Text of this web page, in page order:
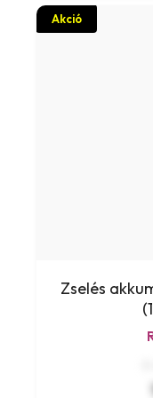
Akció
Zselés